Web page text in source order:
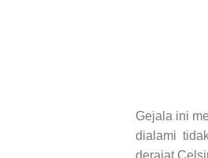
Gejala ini
dialami
derajat